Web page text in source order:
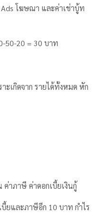
Ads โฆษณา และค่าเช่าบู้ท
50-20 = 30 บาท
ะเกิดจาก รายได้ทั้งหมด หัก
ค่าภาษี ค่าดอกเบี้ยเงินกู้
บี้ยและภาษีอีก 10 บาท กำไร